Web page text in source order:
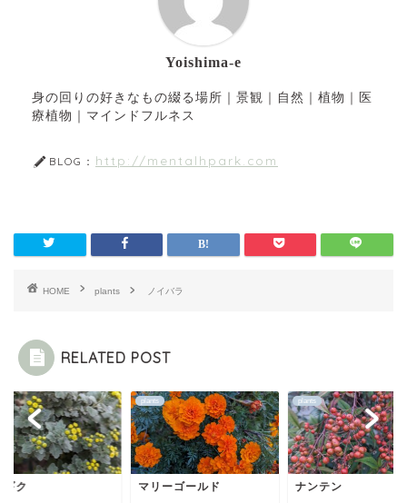
Yoishima-e
身の回りの好きなもの綴る場所｜景観｜自然｜植物｜医
療植物｜マインドフルネス
BLOG： http://mentalhpark.com
HOME plants ノイバラ
RELATED POST
ギク
plants
マリーゴールド
plants
ナンテン